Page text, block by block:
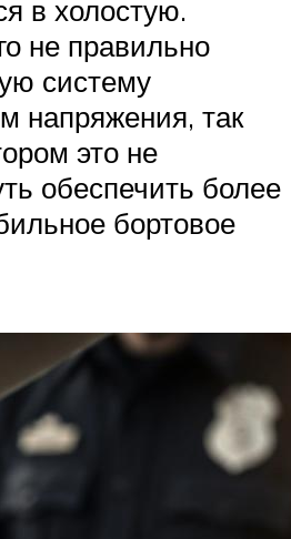
в холостую.
не правильно
систему
напряжения, так
это не
обеспечить более
бортовое